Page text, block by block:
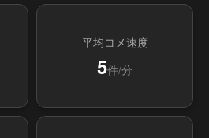
平均コメ速度
5件/分